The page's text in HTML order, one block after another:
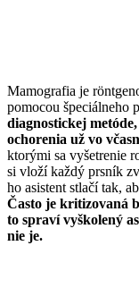
Mamografia je
pomocou špeciálneho
diagnostickej
ochorenia už vo
ktorými sa vyšetrenie
si vloží každý prsník
ho asistent stlačí tak,
Často je kritizovaná
to spraví vyškolený
nie je.